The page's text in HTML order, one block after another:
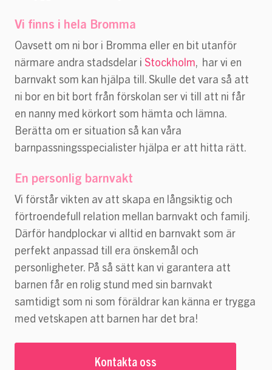
Vi finns i hela Bromma
Oavsett om ni bor i Bromma eller en bit utanför
närmare andra stadsdelar i Stockholm , har vi en
barnvakt som kan hjälpa till. Skulle det vara så att
ni bor en bit bort från förskolan ser vi till att ni får
en nanny med körkort som hämta och lämna.
Berätta om er situation så kan våra
barnpassningsspecialister hjälpa er att hitta rätt.
En personlig barnvakt
Vi förstår vikten av att skapa en långsiktig och
förtroendefull relation mellan barnvakt och familj.
Därför handplockar vi alltid en barnvakt som är
perfekt anpassad till era önskemål och
personligheter. På så sätt kan vi garantera att
barnen får en rolig stund med sin barnvakt
samtidigt som ni som föräldrar kan känna er trygga
med vetskapen att barnen har det bra!
Kontakta oss